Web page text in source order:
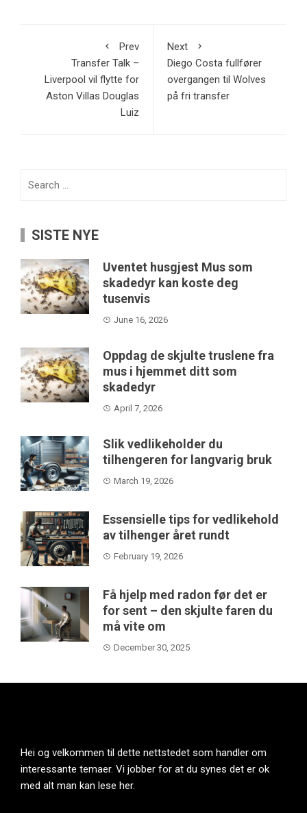
Prev
Transfer Talk –
Liverpool vil flytte for
Aston Villas Douglas
Luiz
Next
Diego Costa fullfører
overgangen til Wolves
på fri transfer
SISTE NYE
Uventet husgjest Mus som
skadedyr kan koste deg
tusenvis
June 16, 2026
Oppdag de skjulte truslene fra
mus i hjemmet ditt som
skadedyr
April 7, 2026
Slik vedlikeholder du
tilhengeren for langvarig bruk
March 19, 2026
Essensielle tips for vedlikehold
av tilhenger året rundt
February 19, 2026
Få hjelp med radon før det er
for sent – den skjulte faren du
må vite om
December 30, 2025
Hei og velkommen til dette nettstedet som handler om
interessante temaer. Vi jobber for at du synes det er ok
med alt man kan lese her.